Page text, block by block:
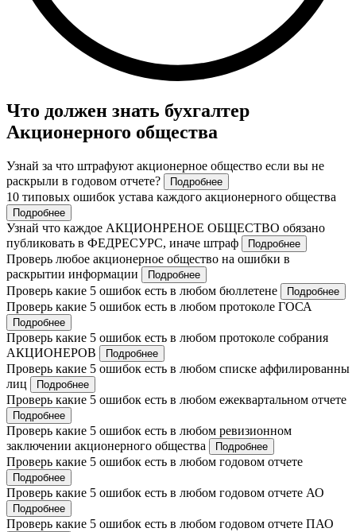
Что должен знать бухгалтер
Акционерного общества
Узнай за что штрафуют акционерное общество если вы не
раскрыли в годовом отчете?
Подробнее
10 типовых ошибок устава каждого акционерного общества
Подробнее
Узнай что каждое АКЦИОНРЕНОЕ ОБЩЕСТВО обязано
публиковать в ФЕДРЕСУРС, иначе штраф
Подробнее
Проверь любое акционерное общество на ошибки в
раскрытии информации
Подробнее
Проверь какие 5 ошибок есть в любом бюллетене Подробнее
Проверь какие 5 ошибок есть в любом протоколе ГОСА
Подробнее
Проверь какие 5 ошибок есть в любом протоколе собрания
АКЦИОНЕРОВ
Подробнее
Проверь какие 5 ошибок есть в любом списке аффилированны
лиц
Подробнее
Проверь какие 5 ошибок есть в любом ежеквартальном отчете
Подробнее
Проверь какие 5 ошибок есть в любом ревизионном
заключении акционерного общества
Подробнее
Проверь какие 5 ошибок есть в любом годовом отчете
Подробнее
Проверь какие 5 ошибок есть в любом годовом отчете АО
Подробнее
Проверь какие 5 ошибок есть в любом годовом отчете ПАО